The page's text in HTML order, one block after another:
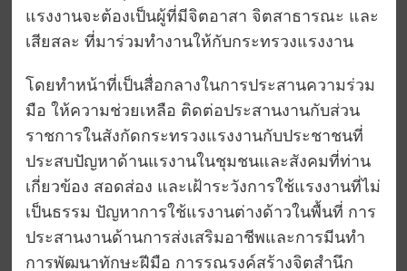
แรงงานจะต้องเป็นผู้ที่มีจิตอาสา จิตสาธารณะ และ
เสียสละ ที่มาร่วมทำงานให้กับกระทรวงแรงงาน
โดยทำหน้าที่เป็นสื่อกลางในการประสานความร่วม
มือ ให้ความช่วยเหลือ ติดต่อประสานงานกับส่วน
ราชการในสังกัดกระทรวงแรงงานกับประชาชนที่
ประสบปัญหาด้านแรงานในชุมชนและสังคมที่ท่าน
เกี่ยวข้อง สอดส่อง และเฝ้าระวังการใช้แรงงานที่ไม่
เป็นธรรม ปัญหาการใช้แรงานต่างด้าวในพื้นที่ การ
ประสานงานด้านการส่งเสริมอาชีพและการมีนทำ
การพัฒนาทักษะฝีมือ การรณรงค์สร้างจิตสำนึก